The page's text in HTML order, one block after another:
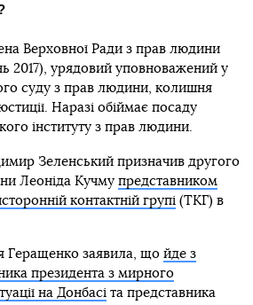
Верховної Ради з прав людини
2017), урядовий уповноважений у
суду з прав людини, колишня
Наразі обіймає посаду
інституту з прав людини.
Зеленський призначив другого
Леоніда Кучму представником
контактній групі(ТКГ) в
Геращенко заявила, що йде з
президента з мирного
на Донбасіта представника